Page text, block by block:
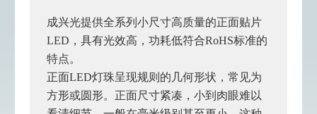
成兴光提供全系列小尺寸高质量的正面贴片
LED，具有光效高，功耗低符合RoHS标准的
特点。
正面LED灯珠呈现规则的几何形状，常见为
方形或圆形。正面尺寸紧凑，小到肉眼难以